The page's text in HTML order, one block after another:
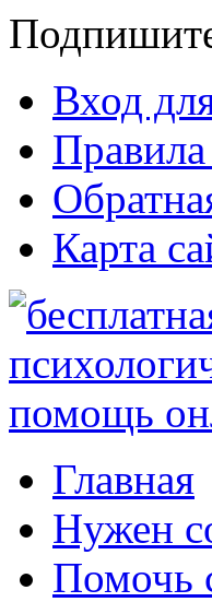
Вход
Правила
Карта
Главная
Нужен
Помочь